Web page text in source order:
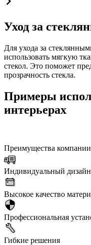
Уход за
Для ухода за
использовать мягкую
стекол. Это поможет
прозрачность стекла.
Примеры
интерьерах
Преимущества компании
Индивидуальный дизайн
Высокое качество
Профессиональная
Гибкие решения